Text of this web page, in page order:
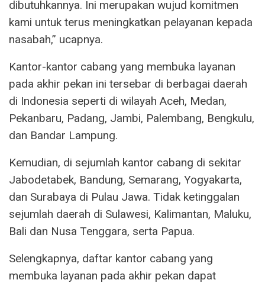
dibutuhkannya. Ini merupakan wujud komitmen
kami untuk terus meningkatkan pelayanan kepada
nasabah,” ucapnya.
Kantor-kantor cabang yang membuka layanan
pada akhir pekan ini tersebar di berbagai daerah
di Indonesia seperti di wilayah Aceh, Medan,
Pekanbaru, Padang, Jambi, Palembang, Bengkulu,
dan Bandar Lampung.
Kemudian, di sejumlah kantor cabang di sekitar
Jabodetabek, Bandung, Semarang, Yogyakarta,
dan Surabaya di Pulau Jawa. Tidak ketinggalan
sejumlah daerah di Sulawesi, Kalimantan, Maluku,
Bali dan Nusa Tenggara, serta Papua.
Selengkapnya, daftar kantor cabang yang
membuka layanan pada akhir pekan dapat